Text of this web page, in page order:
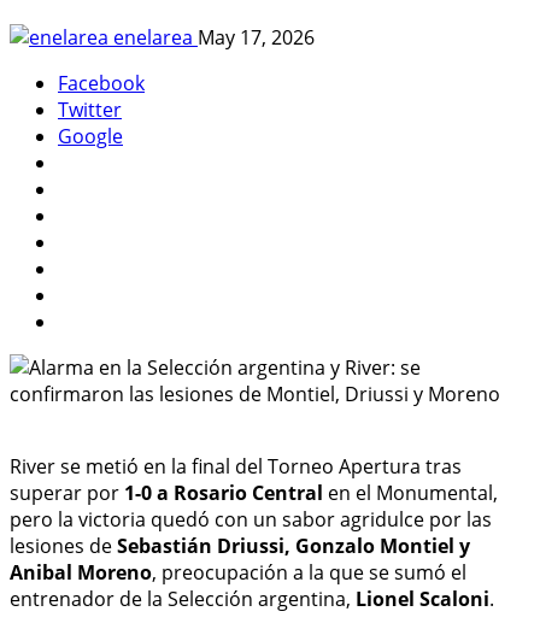
enelarea May 17, 2026
Facebook
Twitter
Google
River se metió en la final del Torneo Apertura tras
superar por 1-0 a Rosario Central en el Monumental,
pero la victoria quedó con un sabor agridulce por las
lesiones deSebastián Driussi, Gonzalo Montiel y
Anibal Moreno, preocupación a la que se sumó el
entrenador de la Selección argentina, Lionel Scaloni.